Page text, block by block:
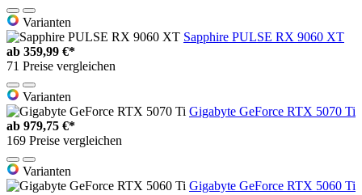
Varianten
Sapphire PULSE RX 9060 XT
ab 359,99 €*
71 Preise vergleichen
Varianten
Gigabyte GeForce RTX 5070 Ti
ab 979,75 €*
169 Preise vergleichen
Varianten
Gigabyte GeForce RTX 5060 Ti